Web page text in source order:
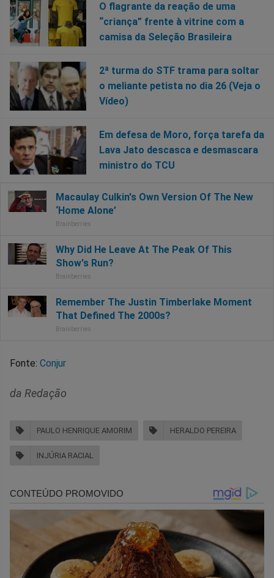
O flagrante da reação de uma
“criança” frente à vitrine com a
camisa da Seleção Brasileira
2ª turma do STF trama para soltar
o meliante petista no dia 26 (Veja o
Vídeo)
Em defesa de Moro, força tarefa da
Lava Jato descasca e desmascara
ministro do TCU
Fonte: Conjur
da Redação
PAULO HENRIQUE AMORIM HERALDO PEREIRA
INJÚRIA RACIAL